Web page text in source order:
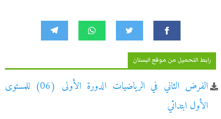
رابط التحميل من موقع البستان
الفرض الثاني في الرياضيات الدورة الأولى (06) للمستوى
الأول ابتدائي